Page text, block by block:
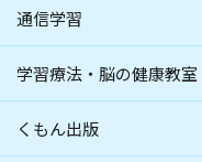
通信学習
学習療法・脳の健康教
くもん出版